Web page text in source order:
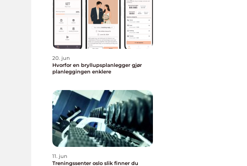
20. jun
Hvorfor en bryllupsplanlegger gjør
planleggingen enklere
11. jun
Treningssenter oslo slik finner du